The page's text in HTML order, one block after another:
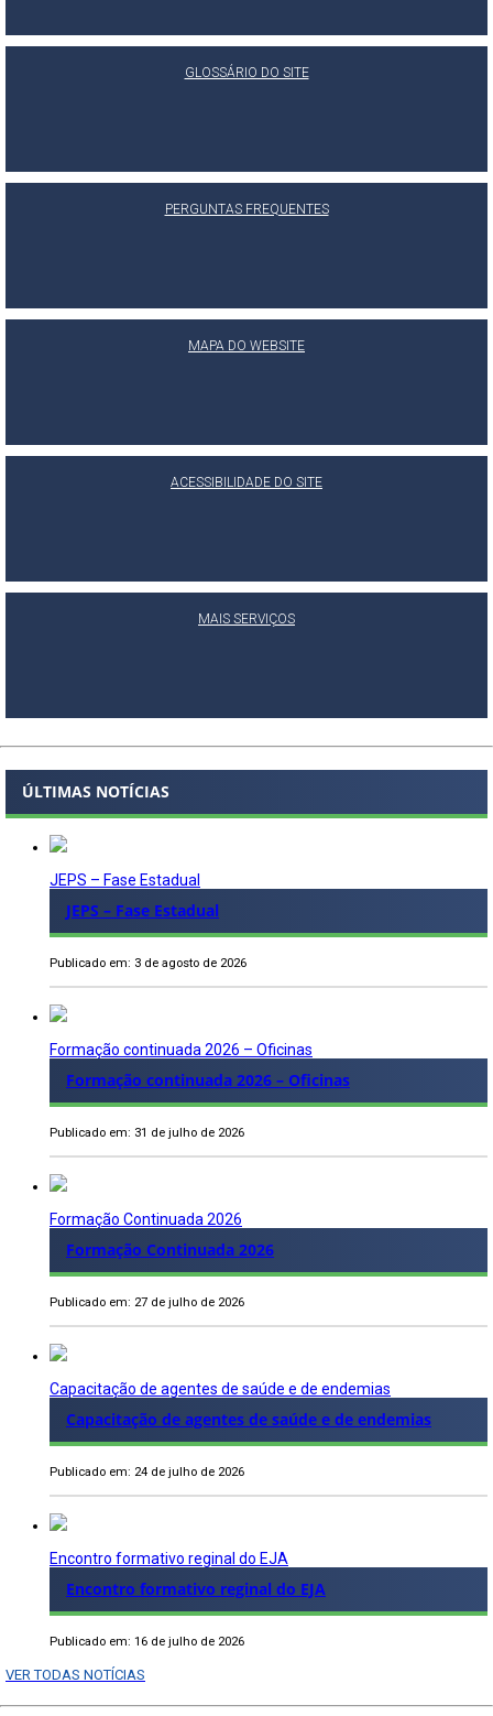
GLOSSÁRIO DO SITE
PERGUNTAS FREQUENTES
MAPA DO WEBSITE
ACESSIBILIDADE DO SITE
MAIS SERVIÇOS
ÚLTIMAS NOTÍCIAS
JEPS – Fase Estadual
JEPS – Fase Estadual
Publicado em: 3 de agosto de 2026
Formação continuada 2026 – Oficinas
Formação continuada 2026 – Oficinas
Publicado em: 31 de julho de 2026
Formação Continuada 2026
Formação Continuada 2026
Publicado em: 27 de julho de 2026
Capacitação de agentes de saúde e de endemias
Capacitação de agentes de saúde e de endemias
Publicado em: 24 de julho de 2026
Encontro formativo reginal do EJA
Encontro formativo reginal do EJA
Publicado em: 16 de julho de 2026
VER TODAS NOTÍCIAS